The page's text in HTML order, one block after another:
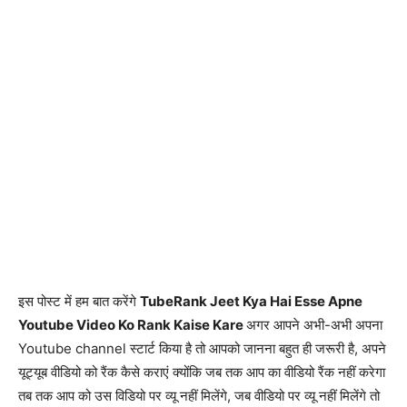
इस पोस्ट में हम बात करेंगे TubeRank Jeet Kya Hai Esse Apne
Youtube Video Ko Rank Kaise Kareअगर आपने अभी-अभी अपना
Youtube channel स्टार्ट किया है तो आपको जानना बहुत ही जरूरी है, अपने
यूट्यूब वीडियो को रैंक कैसे कराएं क्योंकि जब तक आप का वीडियो रैंक नहीं करेगा
तब तक आप को उस विडियो पर व्यू नहीं मिलेंगे, जब वीडियो पर व्यू नहीं मिलेंगे तो